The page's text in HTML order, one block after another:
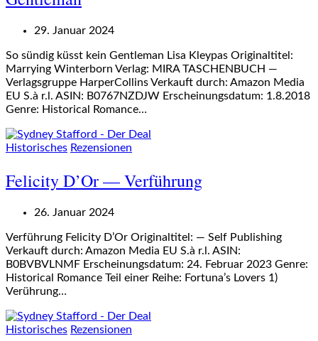
29. Januar 2024
So sündig küsst kein Gentleman Lisa Kleypas Originaltitel:
Marrying Winterborn Verlag: MIRA TASCHENBUCH —
Verlagsgruppe HarperCollins Verkauft durch: Amazon Media
EU S.à r.l. ASIN: B0767NZDJW Erscheinungsdatum: 1.8.2018
Genre: Historical Romance…
Historisches Rezensionen
Felicity D’Or — Verführung
26. Januar 2024
Verführung Felicity D’Or Originaltitel: — Self Publishing
Verkauft durch: Amazon Media EU S.à r.l. ASIN:
B0BVBVLNMF Erscheinungsdatum: 24. Februar 2023 Genre:
Historical Romance Teil einer Reihe: Fortuna’s Lovers 1)
Verührung…
Historisches Rezensionen